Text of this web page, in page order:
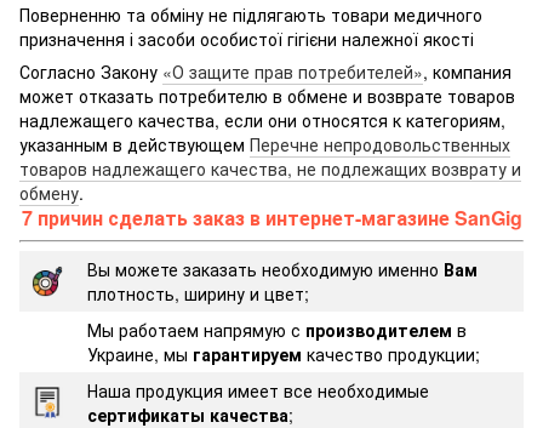
Поверненню та обміну не підлягають товари медичного
призначення і засоби особистої гігієни належної якості
Согласно Закону «О защите прав потребителей», компания
может отказать потребителю в обмене и возврате товаров
надлежащего качества, если они относятся к категориям,
указанным в действующем Перечне непродовольственных
товаров надлежащего качества, не подлежащих возврату и
обмену.
7 причин сделать заказ в интернет-магазине SanGig
Вы можете заказать необходимую именно Вам
плотность, ширину и цвет;
Мы работаем напрямую с производителем в
Украине, мы гарантируем качество продукции;
Наша продукция имеет все необходимые
сертификаты качества;